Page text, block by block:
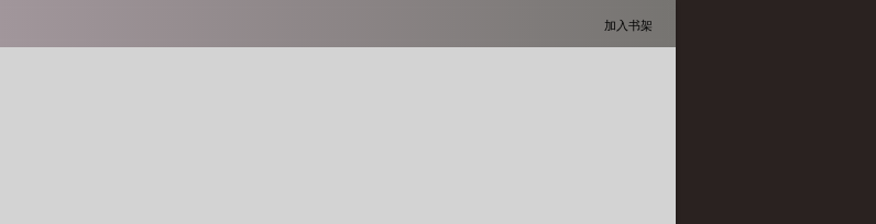
加入书架